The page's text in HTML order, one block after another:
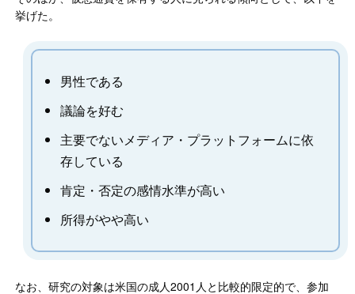
挙げた。
男性である
議論を好む
主要でないメディア・プラットフォームに依
存している
肯定・否定の感情水準が高い
所得がやや高い
なお、研究の対象は米国の成人2001人と比較的限定的で、参加